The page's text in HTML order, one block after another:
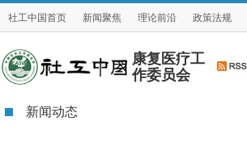
社工中国首页 新闻聚焦 理论前沿 政策法规
康复医疗工
作委员会
新闻动态